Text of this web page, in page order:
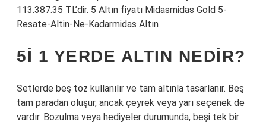
113.387.35 TL’dir. 5 Altın fiyatı Midasmidas Gold 5-
Resate-Altin-Ne-Kadarmidas Altın
5I 1 YERDE ALTIN NEDIR?
Setlerde beş toz kullanılır ve tam altınla tasarlanır. Beş
tam paradan oluşur, ancak çeyrek veya yarı seçenek de
vardır. Bozulma veya hediyeler durumunda, beşi tek bir